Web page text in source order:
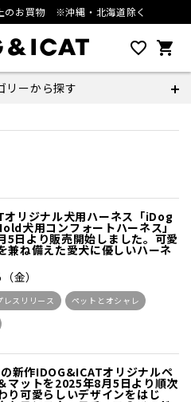
のお買物 ※沖縄・北海道除く
favorite_outline shopping_cart
リーから探す
オリジナル犬用ハーネス「iDog
犬用コンフォートハーネス」
5日より販売開始しました。可愛
兼ね備えた愛犬に優しいハーネ
金）
レスリリース
ペットとオシャレ
新作IDOG&ICATオリジナルペ
マットを2025年8月5日より順次
り可愛らしいデザインをはじ